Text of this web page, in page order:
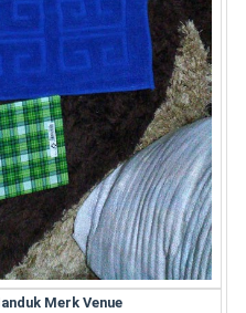
Merk Venue